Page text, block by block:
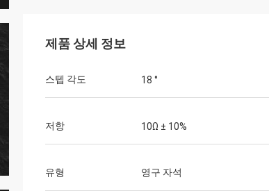
데이비드 Molevelt
때 맞추어 발송되었습니다. 선적에 추가해 곳
제품 상세 정보
스텝 각도 18 °
저항 10Ω ± 10%
유형 영구 자석